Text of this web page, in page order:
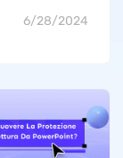
6/28/2024